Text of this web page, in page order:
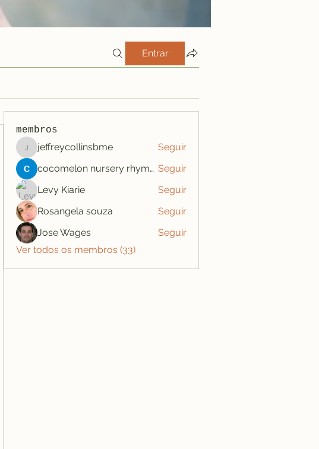
Entrar
membros
jeffreycollinsbme
jeffreycollinsbme
Seguir
cocomelon nursery rhymes Seguir
Levy Kiarie
Seguir
Rosangela souza
Seguir
Jose Wages
Seguir
Ver todos os membros (33)